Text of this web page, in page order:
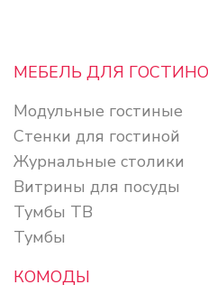
МЕБЕЛЬ ДЛЯ
Модульные гостиные
Стенки для гостиной
Журнальные столики
Витрины для посуды
Тумбы ТВ
Тумбы
КОМОДЫ